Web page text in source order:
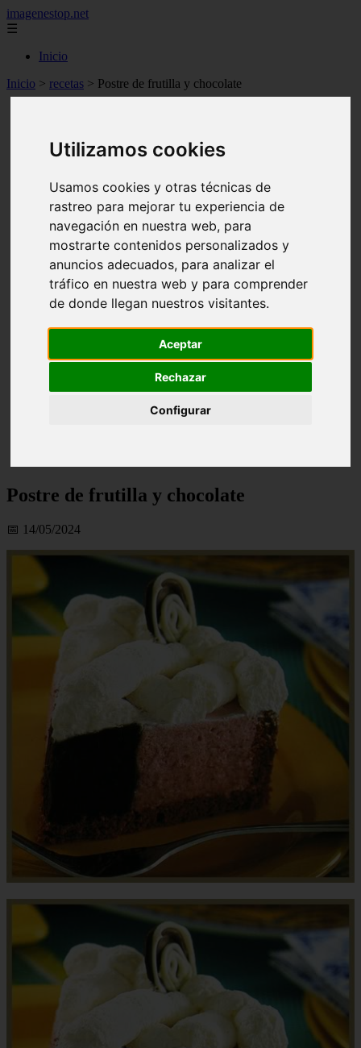
Utilizamos cookies
Usamos cookies y otras técnicas de
rastreo para mejorar tu experiencia de
navegación en nuestra web, para
mostrarte contenidos personalizados y
anuncios adecuados, para analizar el
tráfico en nuestra web y para comprender
de donde llegan nuestros visitantes.
Aceptar
Rechazar
Configurar
imagenestop.net
☰
Inicio
Inicio > recetas > Postre de frutilla y chocolate
Postre de frutilla y chocolate
📅 14/05/2024